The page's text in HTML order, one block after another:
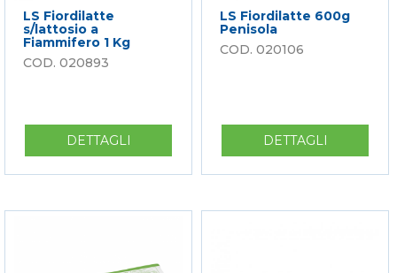
LS Fiordilatte
s/lattosio a
Fiammifero 1 Kg
020893
DETTAGLI
LS
FIORDILATTE
A
KG
LS Fiordilatte 600g
Penisola
020106
DETTAGLI
LS
PENISOLA